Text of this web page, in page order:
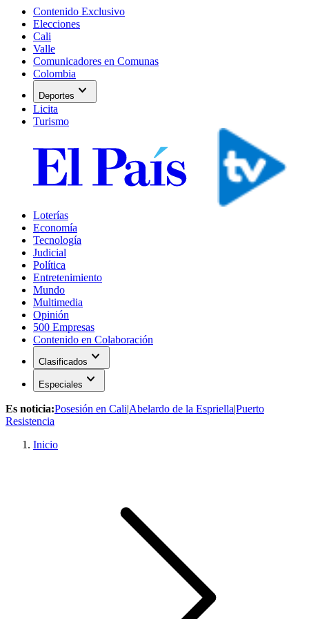
Contenido Exclusivo
Elecciones
Cali
Valle
Comunicadores en Comunas
Colombia
Deportes expand_more
Licita
Turismo
Loterías
Economía
Tecnología
Judicial
Política
Entretenimiento
Mundo
Multimedia
Opinión
500 Empresas
Contenido en Colaboración
Clasificados expand_more
Especiales expand_more
Es noticia:Posesión en Cali|Abelardo de la Espriella|Puerto
Resistencia
Inicio